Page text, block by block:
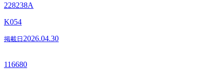
228238A
K054
掲載日 2026.04.30
116680